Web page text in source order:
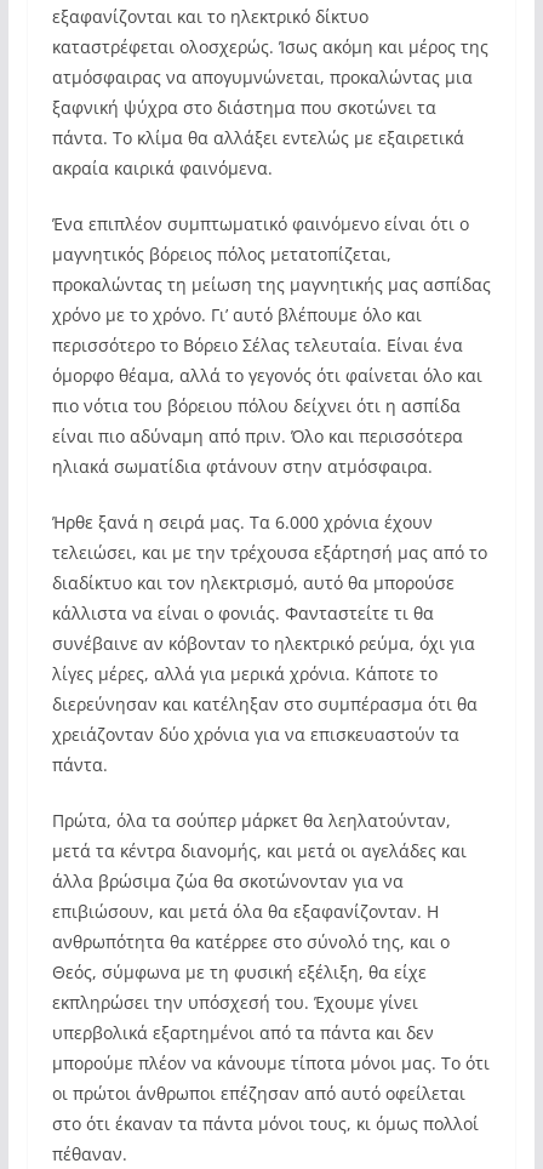
εξαφανίζονται και το ηλεκτρικό δίκτυο
καταστρέφεται ολοσχερώς. Ίσως ακόμη και μέρος της
ατμόσφαιρας να απογυμνώνεται, προκαλώντας μια
ξαφνική ψύχρα στο διάστημα που σκοτώνει τα
πάντα. Το κλίμα θα αλλάξει εντελώς με εξαιρετικά
ακραία καιρικά φαινόμενα.
Ένα επιπλέον συμπτωματικό φαινόμενο είναι ότι ο
μαγνητικός βόρειος πόλος μετατοπίζεται,
προκαλώντας τη μείωση της μαγνητικής μας ασπίδας
χρόνο με το χρόνο. Γι’ αυτό βλέπουμε όλο και
περισσότερο το Βόρειο Σέλας τελευταία. Είναι ένα
όμορφο θέαμα, αλλά το γεγονός ότι φαίνεται όλο και
πιο νότια του βόρειου πόλου δείχνει ότι η ασπίδα
είναι πιο αδύναμη από πριν. Όλο και περισσότερα
ηλιακά σωματίδια φτάνουν στην ατμόσφαιρα.
Ήρθε ξανά η σειρά μας. Τα 6.000 χρόνια έχουν
τελειώσει, και με την τρέχουσα εξάρτησή μας από το
διαδίκτυο και τον ηλεκτρισμό, αυτό θα μπορούσε
κάλλιστα να είναι ο φονιάς. Φανταστείτε τι θα
συνέβαινε αν κόβονταν το ηλεκτρικό ρεύμα, όχι για
λίγες μέρες, αλλά για μερικά χρόνια. Κάποτε το
διερεύνησαν και κατέληξαν στο συμπέρασμα ότι θα
χρειάζονταν δύο χρόνια για να επισκευαστούν τα
πάντα.
Πρώτα, όλα τα σούπερ μάρκετ θα λεηλατούνταν,
μετά τα κέντρα διανομής, και μετά οι αγελάδες και
άλλα βρώσιμα ζώα θα σκοτώνονταν για να
επιβιώσουν, και μετά όλα θα εξαφανίζονταν. Η
ανθρωπότητα θα κατέρρεε στο σύνολό της, και ο
Θεός, σύμφωνα με τη φυσική εξέλιξη, θα είχε
εκπληρώσει την υπόσχεσή του. Έχουμε γίνει
υπερβολικά εξαρτημένοι από τα πάντα και δεν
μπορούμε πλέον να κάνουμε τίποτα μόνοι μας. Το ότι
οι πρώτοι άνθρωποι επέζησαν από αυτό οφείλεται
στο ότι έκαναν τα πάντα μόνοι τους, κι όμως πολλοί
πέθαναν.